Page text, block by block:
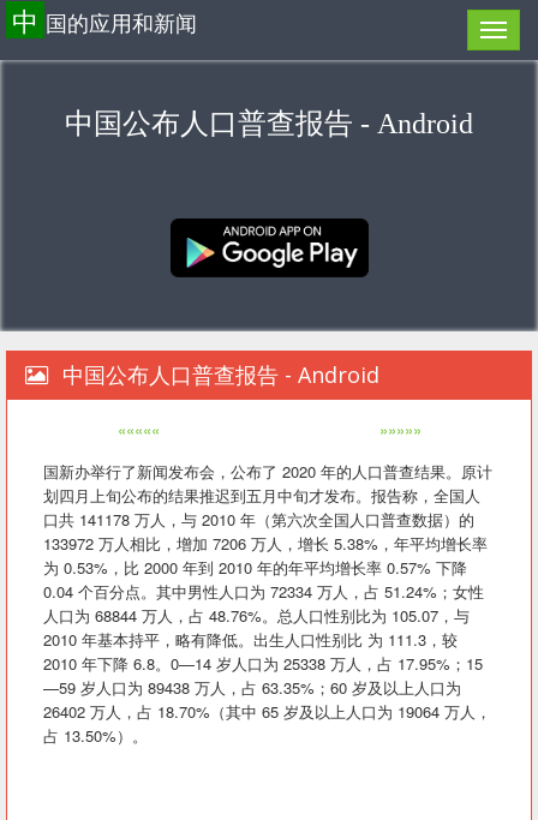
中 国的应用和新闻
中国公布人口普查报告 - Android
中国公布人口普查报告 - Android
«««««
»»»»»
国新办举行了新闻发布会，公布了 2020 年的人口普查结果。原计
划四月上旬公布的结果推迟到五月中旬才发布。报告称，全国人
口共 141178 万人，与 2010 年（第六次全国人口普查数据）的
133972 万人相比，增加 7206 万人，增长 5.38%，年平均增长率
为 0.53%，比 2000 年到 2010 年的年平均增长率 0.57% 下降
0.04 个百分点。其中男性人口为 72334 万人，占 51.24%；女性
人口为 68844 万人，占 48.76%。总人口性别比为 105.07，与
2010 年基本持平，略有降低。出生人口性别比 为 111.3，较
2010 年下降 6.8。0—14 岁人口为 25338 万人，占 17.95%；15
—59 岁人口为 89438 万人，占 63.35%；60 岁及以上人口为
26402 万人，占 18.70%（其中 65 岁及以上人口为 19064 万人，
占 13.50%）。